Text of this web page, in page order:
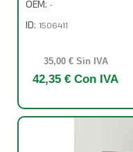
OEM: -
ID: 1506411
35,00 € Sin IVA
42,35 € Con IVA